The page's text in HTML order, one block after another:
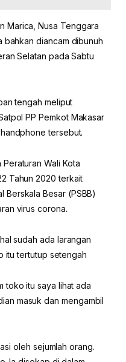
Marica, Nusa Tenggara
bahkan diancam dibunuh
Selatan pada Sabtu
tengah meliput
PP Pemkot Makasar
tersebut.
Wali Kota
Tahun 2020 terkait
Berskala Besar (PSBB)
virus corona.
sudah ada larangan
itu tertutup setengah
toko itu saya lihat ada
masuk dan mengambil
oleh sejumlah orang.